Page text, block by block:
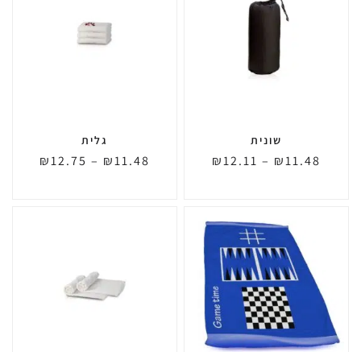
שונית
₪11.48
–
₪12.11
גלית
₪11.48
–
₪12.75